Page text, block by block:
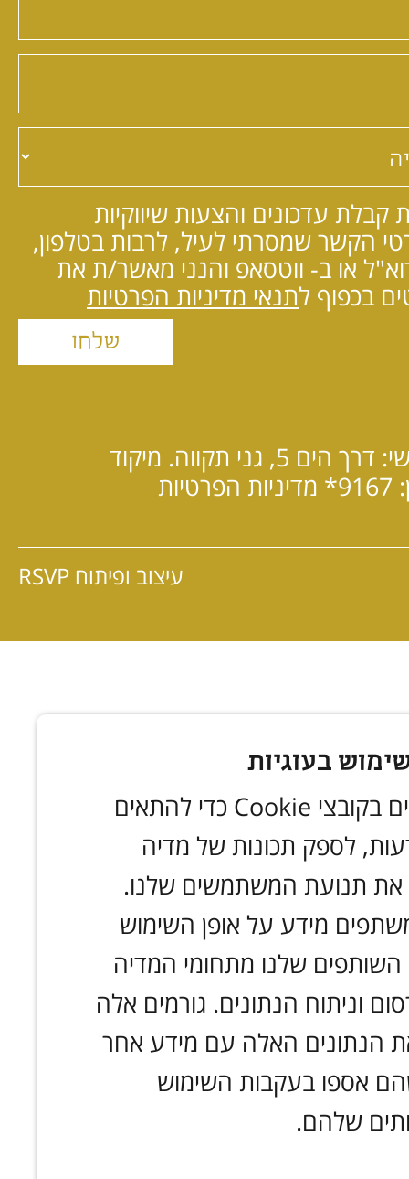
עדכונים והצעות שיווקיות
הקשר שמסרתי לעיל, לרבות בטלפון,
או ב- ווטסאפ והנני מאשר/ת את
בכפוף לתנאי מדיניות הפרטיות
שלחו
כתובת משרד ראשי: דרך הים 5, גני תקווה. מיקוד
*9167 מדיניות הפרטיות
עיצוב ופיתוח RSVP
בעוגיות
אנחנו משתמשים בקובצי Cookie כדי להתאים
לספק תכונות של מדיה
את תנועת המשתמשים שלנו.
מידע על אופן השימוש
שלנו מתחומי המדיה
וניתוח הנתונים. גורמים אלה
הנתונים האלה עם מידע אחר
אספו בעקבות השימוש
שלהם.